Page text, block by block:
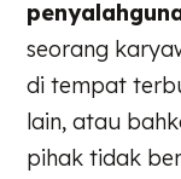
seorang
di tempat
lain, atau
pihak tidak